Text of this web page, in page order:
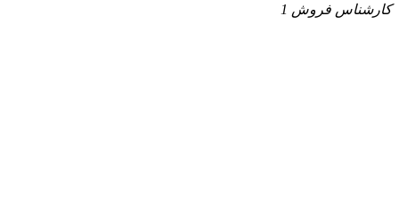
کارشناس فروش 1